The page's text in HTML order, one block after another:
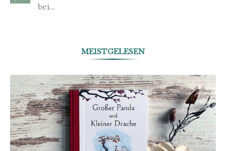
bei…
MEISTGELESEN